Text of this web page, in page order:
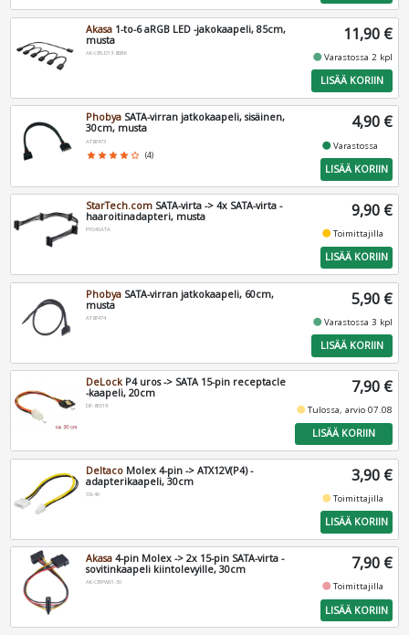
Akasa 1-to-6 aRGB LED -jakokaapeli, 85cm,
musta
AK-CBLD13-85BK
11,90 €
fiber_manual_recordVarastossa 2 kpl
LISÄÄ KORIIN
Phobya SATA-virran jatkokaapeli, sisäinen,
30cm, musta
AT87473
star star star star star_border (4)
4,90 €
fiber_manual_recordVarastossa
LISÄÄ KORIIN
StarTech.com SATA-virta -> 4x SATA-virta -
haaroitinadapteri, musta
PYO4SATA
9,90 €
fiber_manual_recordToimittajilla
LISÄÄ KORIIN
Phobya SATA-virran jatkokaapeli, 60cm,
musta
AT87474
5,90 €
fiber_manual_recordVarastossa 3 kpl
LISÄÄ KORIIN
DeLockP4 uros -> SATA 15-pin receptacle
-kaapeli, 20cm
DE-85519
7,90 €
fiber_manual_recordTulossa, arvio 07.08
LISÄÄ KORIIN
Deltaco Molex 4-pin -> ATX12V(P4) -
adapterikaapeli, 30cm
SSI-40
3,90 €
fiber_manual_recordToimittajilla
LISÄÄ KORIIN
Akasa 4-pin Molex -> 2x 15-pin SATA-virta -
sovitinkaapeli kiintolevyille, 30cm
AK-CBPW01-30
7,90 €
fiber_manual_recordToimittajilla
LISÄÄ KORIIN